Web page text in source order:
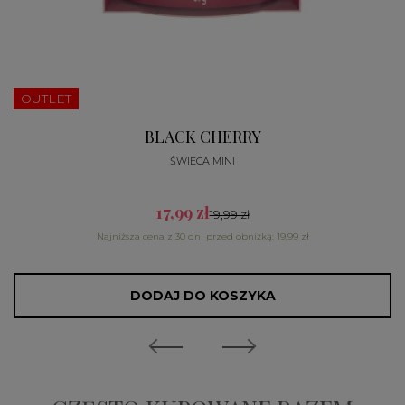
OUTLET
BLACK CHERRY
ŚWIECA MINI
17,99 zł19,99 zł
Najniższa cena z 30 dni przed obniżką: 19,99 zł
DODAJ DO KOSZYKA